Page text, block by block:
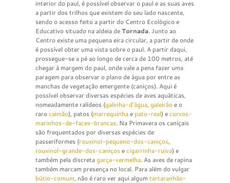
interior do paul, é possível observar o paul e as suas aves
a partir dos trilhos que existem do seu lado nascente,
sendo o acesso feito a partir do Centro Ecológico e
Educativo situado na aldeia deTornada. Junto ao
Centro existe uma pequena eira circular, a partir de onde
é possível obter uma vista sobre o paul. A partir daqui,
prossegue-se a pé ao longo de cerca de 100 metros, até
chegar à margem do paul, onde vale a pena fazer uma
paragem para observar o plano de água por entre as
manchas de vegetação emergente (caniços). Aqui é
possível observar diversas espécies de aves aquáticas,
nomeadamente ralídeos (galinha-d’água, galeirãoe o
rarocaimão), patos (marrequinhae pato-real) ecorvos-
marinhos-de-faces-brancas. Na Primavera os caniçais
são frequentados por diversas espécies de
passeriformes (rouxinol-pequeno-dos-caniços,
rouxinol-grande-dos-caniçosecigarrinha-ruiva) e
também pela discretagarça-vermelha. As aves de rapina
também marcam presença no local. Para além do vulgar
bútio-comum, não é raro ver aqui algum tartaranhão-